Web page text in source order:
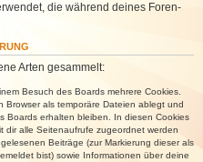
die während deines Foren-
Arten gesammelt:
Besuch des Boards mehrere Cookies.
Browser als temporäre Dateien ablegt und
Boards erhalten bleiben. In diesen Cookies
dir alle Seitenaufrufe zugeordnet werden
Beiträge (zur Markierung dieser als
bist) sowie Informationen über deine